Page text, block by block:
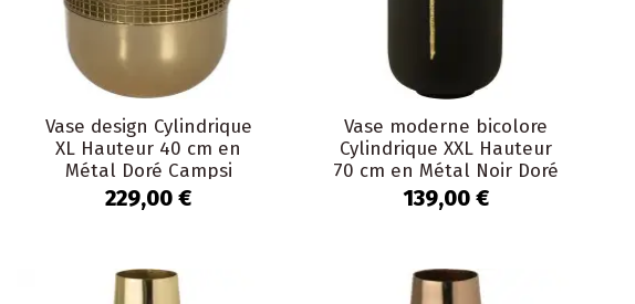
Vase design Cylindrique
XL Hauteur 40 cm en
Métal Doré Campsi
229,00 €
Vase moderne bicolore
Cylindrique XXL Hauteur
70 cm en Métal Noir Doré
Duo
139,00 €